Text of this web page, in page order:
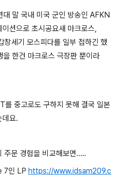
말 국내 미국 군인 방송인 AFKN
션으로 초시공요새 마크로스,
창세기 모스피다를 일부 접하긴 했
한건 마크로스 극장판 뿐이라
를 중고로도 구하지 못해 결국 일본
데요.
주문 경험을 비교해보면.....
7인 LP https://www.idsam209.c